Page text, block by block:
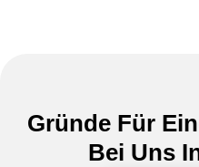
Gründe Für
Bei Uns